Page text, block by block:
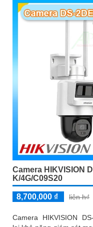
Camera HIKVISION
K/4G/C09S20
8,700,000 ₫ liên h₫
Camera HIKVISION